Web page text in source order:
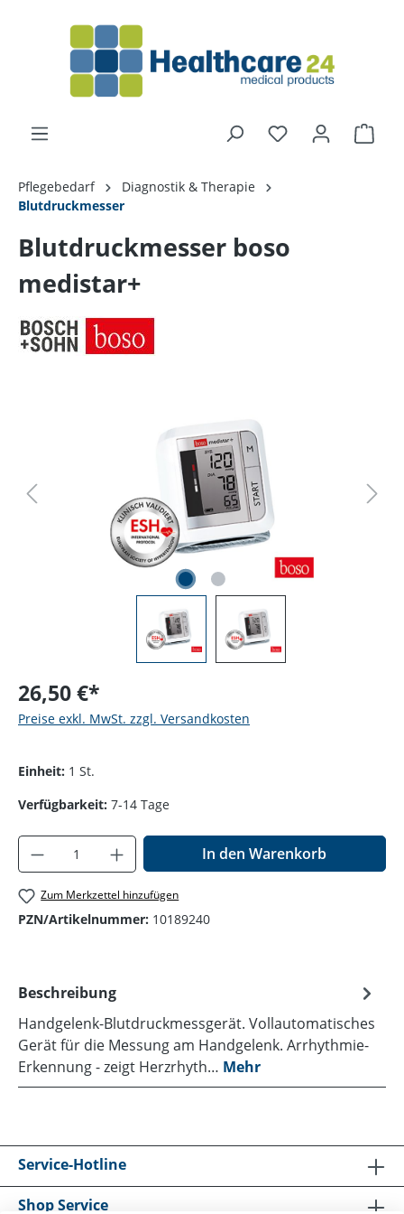
Pflegebedarf
Diagnostik & Therapie
Blutdruckmesser
Blutdruckmesser boso
medistar+
26,50 €*
Preise exkl. MwSt. zzgl. Versandkosten
Einheit: 1 St.
Verfügbarkeit: 7-14 Tage
Produkt Anzahl: Gib den gewünschten
In den Warenkorb
Zum Merkzettel hinzufügen
PZN/Artikelnummer: 10189240
Beschreibung
Handgelenk-Blutdruckmessgerät. Vollautomatisches
Gerät für die Messung am Handgelenk. Arrhythmie-
Erkennung - zeigt Herzrhyth… Mehr
Service-Hotline
Shop Service